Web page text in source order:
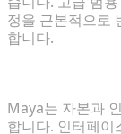
정을 근본적으로
합니다.
Maya는 자본과
합니다. 인터페이